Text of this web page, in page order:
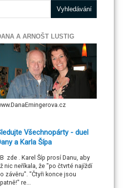
A ARNOŠT LUSTIG
Všechnopárty - duel
a Karla Šípa
zde . Karel Šíp prosí Danu, aby
nic neříkala, že "po čtvrté najíždí
závěru". "Čtyři konce jsou
re...